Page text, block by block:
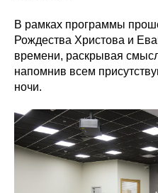
В рамках программы
Рождества Христова и
времени, раскрывая
напомнив всем
ночи.